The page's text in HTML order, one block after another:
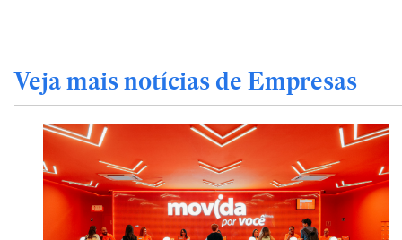
Veja mais notícias de Empresas